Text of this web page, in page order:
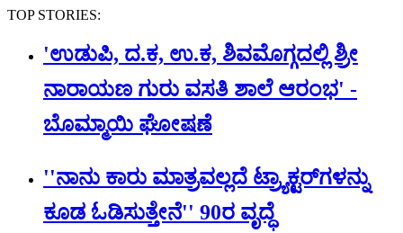
TOP STORIES:
'ಉಡುಪಿ, ದ.ಕ, ಉ.ಕ, ಶಿವಮೊಗ್ಗದಲ್ಲಿ ಶ್ರೀ
ನಾರಾಯಣ ಗುರು ವಸತಿ ಶಾಲೆ ಆರಂಭ' -
ಬೊಮ್ಮಾಯಿ ಘೋಷಣೆ
''ನಾನು ಕಾರು ಮಾತ್ರವಲ್ಲದೆ ಟ್ರ್ಯಾಕ್ಟರ್​ಗಳನ್ನು
ಕೂಡ ಓಡಿಸುತ್ತೇನೆ'' 90ರ ವೃದ್ಧೆ